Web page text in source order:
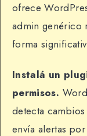
ofrece
admin genérico
forma
Instalá un
permisos.
detecta
envía alertas